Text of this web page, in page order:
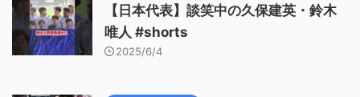
【日本代表】談笑中の久保建英・鈴木
唯人 #shorts
2025/6/4